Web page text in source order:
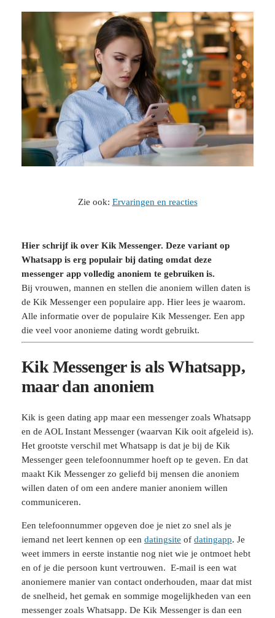
Zie ook: Ervaringen en reacties
Hier schrijf ik over Kik Messenger. Deze variant op
Whatsapp is erg populair bij dating omdat deze
messenger app volledig anoniem te gebruiken is.
Bij vrouwen, mannen en stellen die anoniem willen daten is
de Kik Messenger een populaire app. Hier lees je waarom.
Alle informatie over de populaire Kik Messenger. Een app
die veel voor anonieme dating wordt gebruikt.
Kik Messenger is als Whatsapp,
maar dan anoniem
Kik is geen dating app maar een messenger zoals Whatsapp
en de AOL Instant Messenger (waarvan Kik ooit afgeleid is).
Het grootste verschil met Whatsapp is dat je bij de Kik
Messenger geen telefoonnummer hoeft op te geven. En dat
maakt Kik Messenger zo geliefd bij mensen die anoniem
willen daten of om een andere manier anoniem willen
communiceren.
Een telefoonnummer opgeven doe je niet zo snel als je
iemand net leert kennen op een datingsite of datingapp. Je
weet immers in eerste instantie nog niet wie je ontmoet hebt
en of je die persoon kunt vertrouwen. E-mail is een wat
anoniemere manier van contact onderhouden, maar dat mist
de snelheid, het gemak en sommige mogelijkheden van een
messenger zoals Whatsapp. De Kik Messenger is dan een